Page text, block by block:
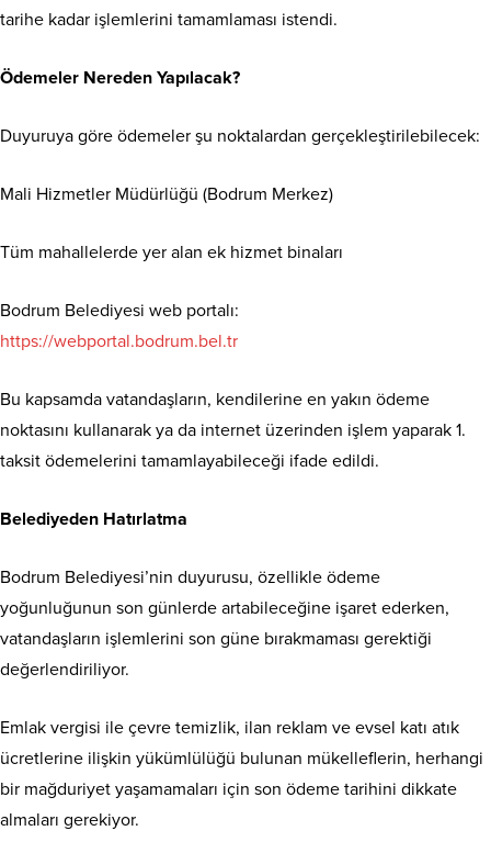
tarihe kadar işlemlerini tamamlaması istendi.
Ödemeler Nereden Yapılacak?
Duyuruya göre ödemeler şu noktalardan gerçekleştirilebilecek:
Mali Hizmetler Müdürlüğü (Bodrum Merkez)
Tüm mahallelerde yer alan ek hizmet binaları
Bodrum Belediyesi web portalı:
https://webportal.bodrum.bel.tr
Bu kapsamda vatandaşların, kendilerine en yakın ödeme
noktasını kullanarak ya da internet üzerinden işlem yaparak 1.
taksit ödemelerini tamamlayabileceği ifade edildi.
Belediyeden Hatırlatma
Bodrum Belediyesi’nin duyurusu, özellikle ödeme
yoğunluğunun son günlerde artabileceğine işaret ederken,
vatandaşların işlemlerini son güne bırakmaması gerektiği
değerlendiriliyor.
Emlak vergisi ile çevre temizlik, ilan reklam ve evsel katı atık
ücretlerine ilişkin yükümlülüğü bulunan mükelleflerin, herhangi
bir mağduriyet yaşamamaları için son ödeme tarihini dikkate
almaları gerekiyor.